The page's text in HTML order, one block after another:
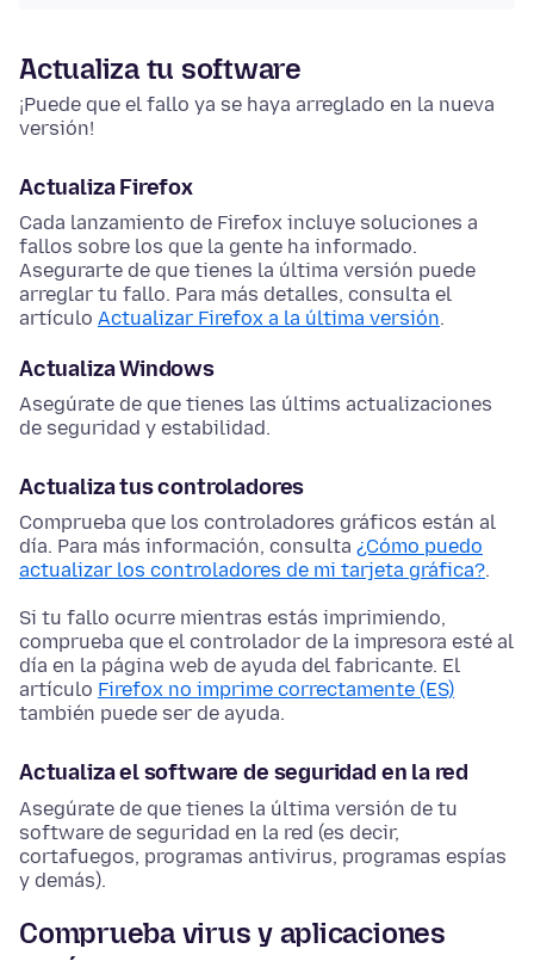
Actualiza tu software
¡Puede que el fallo ya se haya arreglado en la nueva
versión!
Actualiza Firefox
Cada lanzamiento de Firefox incluye soluciones a
fallos sobre los que la gente ha informado.
Asegurarte de que tienes la última versión puede
arreglar tu fallo. Para más detalles, consulta el
artículo Actualizar Firefox a la última versión.
Actualiza Windows
Asegúrate de que tienes las últims actualizaciones
de seguridad y estabilidad.
Actualiza tus controladores
Comprueba que los controladores gráficos están al
día. Para más información, consulta ¿Cómo puedo
actualizar los controladores de mi tarjeta gráfica?.
Si tu fallo ocurre mientras estás imprimiendo,
comprueba que el controlador de la impresora esté al
día en la página web de ayuda del fabricante. El
artículo Firefox no imprime correctamente (ES)
también puede ser de ayuda.
Actualiza el software de seguridad en la red
Asegúrate de que tienes la última versión de tu
software de seguridad en la red (es decir,
cortafuegos, programas antivirus, programas espías
y demás).
Comprueba virus y aplicaciones